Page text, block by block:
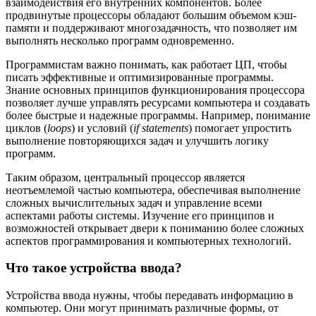
продвинутые процессоры обладают большим объемом кэш-
памяти и поддерживают многозадачность, что позволяет им
выполнять несколько программ одновременно.
Программистам важно понимать, как работает ЦП, чтобы
писать эффективные и оптимизированные программы.
Знание основных принципов функционирования процессора
позволяет лучше управлять ресурсами компьютера и создавать
более быстрые и надежные программы. Например, понимание
циклов (loops) и условий (if statements) помогает упростить
выполнение повторяющихся задач и улучшить логику
программ.
Таким образом, центральный процессор является
неотъемлемой частью компьютера, обеспечивая выполнение
сложных вычислительных задач и управление всеми
аспектами работы системы. Изучение его принципов и
возможностей открывает двери к пониманию более сложных
аспектов программирования и компьютерных технологий.
Что такое устройства ввода?
Устройства ввода нужны, чтобы передавать информацию в
компьютер. Они могут принимать различные формы, от